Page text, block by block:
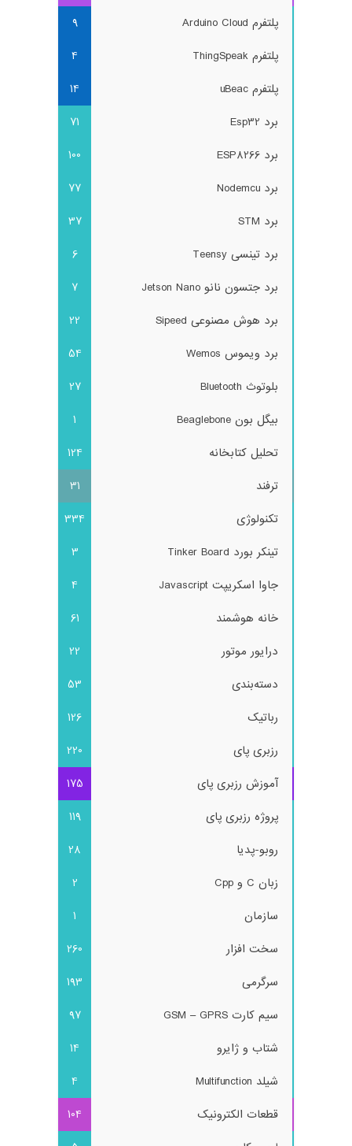
پلتفرم Arduino Cloud
9
پلتفرم ThingSpeak
4
پلتفرم uBeac
14
برد Esp32
71
برد ESP8266
100
برد Nodemcu
77
برد STM
37
برد تینسی Teensy
6
برد جتسون نانو Jetson Nano
7
برد هوش مصنوعی Sipeed
22
برد ویموس Wemos
54
بلوتوث Bluetooth
27
بیگل بون Beaglebone
1
تحلیل کتابخانه
124
ترفند
31
تکنولوژی
334
تینکر بورد Tinker Board
3
جاوا اسکریپت Javascript
4
خانه هوشمند
61
درایور موتور
22
دسته‌بندی
53
رباتیک
126
رزبری پای
220
آموزش رزبری پای
175
پروژه رزبری پای
119
روبو-پدیا
28
زبان C و Cpp
2
سازمان
1
سخت افزار
260
سرگرمی
193
سیم کارت GSM – GPRS
97
شتاب و ژایرو
14
شیلد Multifunction
4
قطعات الکترونیک
104